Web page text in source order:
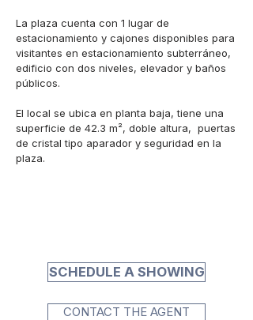
La plaza cuenta con 1 lugar de
estacionamiento y cajones disponibles para
visitantes en estacionamiento subterráneo,
edificio con dos niveles, elevador y baños
públicos.
El local se ubica en planta baja, tiene una
superficie de 42.3 m², doble altura,  puertas
de cristal tipo aparador y seguridad en la
plaza.
SCHEDULE A SHOWING
CONTACT THE AGENT